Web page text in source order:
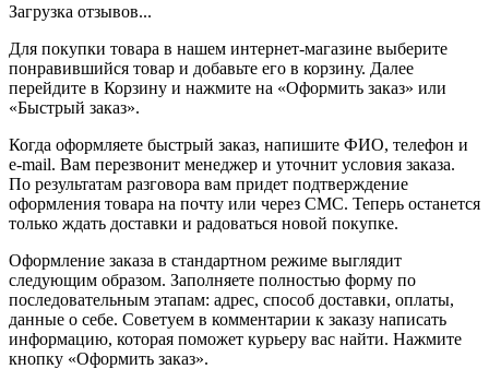
Загрузка отзывов...
Для покупки товара в нашем интернет-магазине выберите
понравившийся товар и добавьте его в корзину. Далее
перейдите в Корзину и нажмите на «Оформить заказ» или
«Быстрый заказ».
Когда оформляете быстрый заказ, напишите ФИО, телефон и
e-mail. Вам перезвонит менеджер и уточнит условия заказа.
По результатам разговора вам придет подтверждение
оформления товара на почту или через СМС. Теперь останется
только ждать доставки и радоваться новой покупке.
Оформление заказа в стандартном режиме выглядит
следующим образом. Заполняете полностью форму по
последовательным этапам: адрес, способ доставки, оплаты,
данные о себе. Советуем в комментарии к заказу написать
информацию, которая поможет курьеру вас найти. Нажмите
кнопку «Оформить заказ».